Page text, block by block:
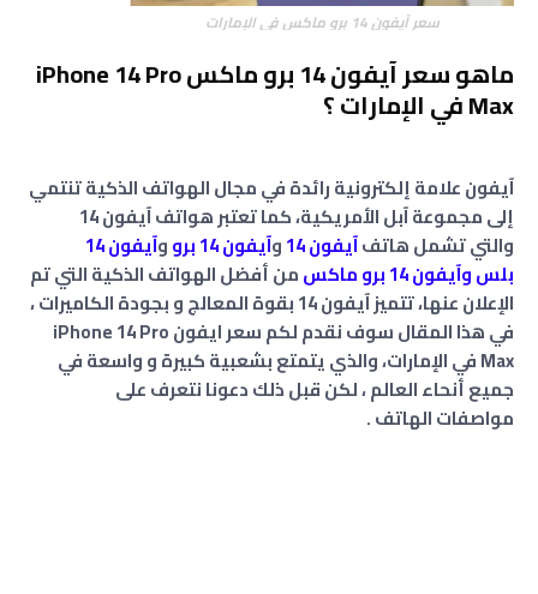
سعر آيفون 14 برو ماكس في الإمارات
ماهو سعر آيفون 14 برو ماكس iPhone 14 Pro
Max في الإمارات ؟
آيفون علامة إلكترونية رائدة في مجال الهواتف الذكية تنتمي
إلى مجموعة آبل الأمريكية، كما تعتبر هواتف آيفون 14
والتي تشمل هاتفآيفون 14 وآيفون 14 برو و
آيفون 14
بلسوآيفون 14 برو ماكس
من أفضل الهواتف الذكية التي تم
الإعلان عنها، تتميز آيفون 14 بقوة المعالج و بجودة الكاميرات ،
في هذا المقال سوف نقدم لكم سعر ايفون iPhone 14 Pro
Max في الإمارات، والذي يتمتع بشعبية كبيرة و واسعة في
جميع أنحاء العالم ، لكن قبل ذلك دعونا نتعرف على
مواصفات الهاتف .